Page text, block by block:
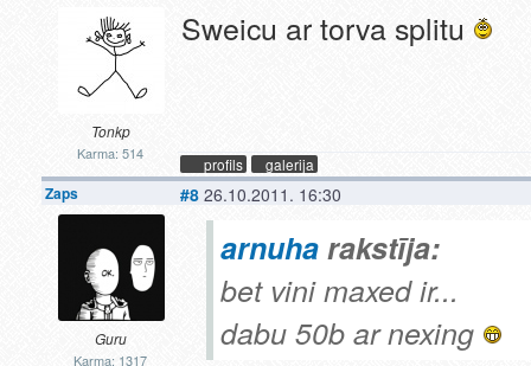
Tonkp
Karma: 514
Sweicu ar torva splitu
profils galerija
Zaps
Guru
Karma: 1317
#8 26.10.2011. 16:30
arnuharakstīja:
bet vini maxed ir...
dabu 50b ar nexing